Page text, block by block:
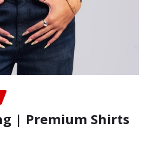
| Premium Shirts